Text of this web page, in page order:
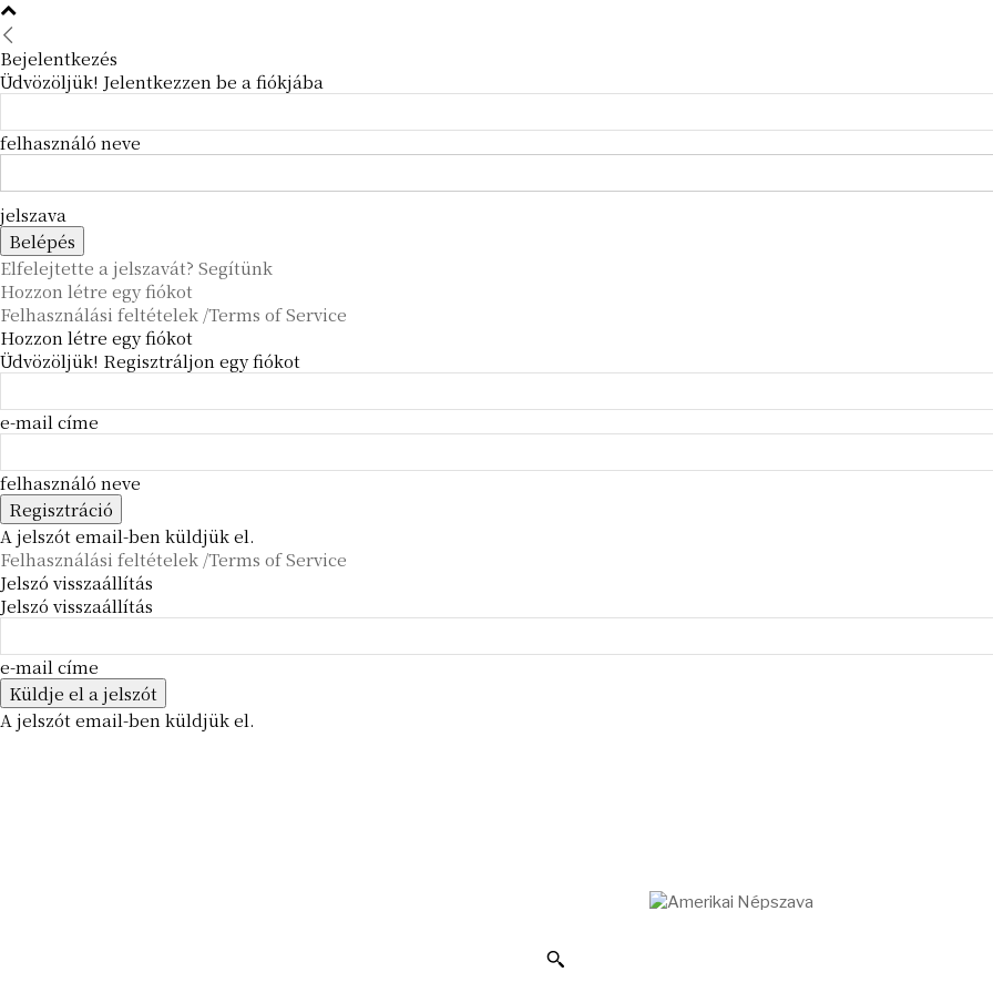
Bejelentkezés
Üdvözöljük! Jelentkezzen be a fiókjába
felhasználó neve
jelszava
Elfelejtette a jelszavát? Segítünk
Hozzon létre egy fiókot
Felhasználási feltételek /Terms of Service
Hozzon létre egy fiókot
Üdvözöljük! Regisztráljon egy fiókot
e-mail címe
felhasználó neve
A jelszót email-ben küldjük el.
Felhasználási feltételek /Terms of Service
Jelszó visszaállítás
Jelszó visszaállítás
e-mail címe
A jelszót email-ben küldjük el.